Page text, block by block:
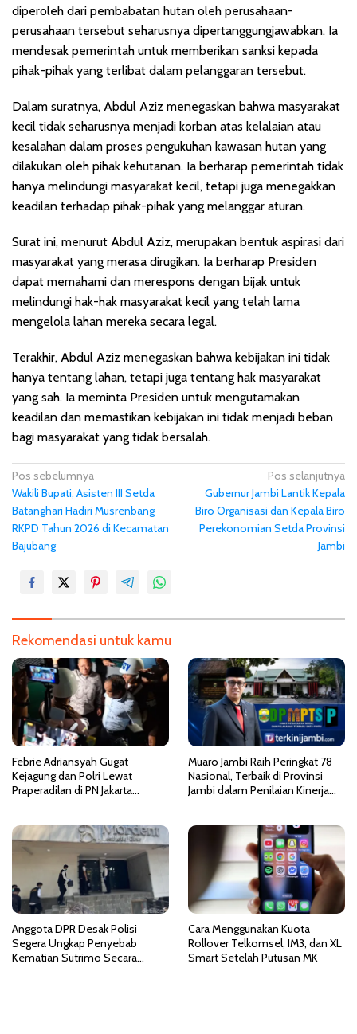
diperoleh dari pembabatan hutan oleh perusahaan-
perusahaan tersebut seharusnya dipertanggungjawabkan. Ia
mendesak pemerintah untuk memberikan sanksi kepada
pihak-pihak yang terlibat dalam pelanggaran tersebut.
Dalam suratnya, Abdul Aziz menegaskan bahwa masyarakat
kecil tidak seharusnya menjadi korban atas kelalaian atau
kesalahan dalam proses pengukuhan kawasan hutan yang
dilakukan oleh pihak kehutanan. Ia berharap pemerintah tidak
hanya melindungi masyarakat kecil, tetapi juga menegakkan
keadilan terhadap pihak-pihak yang melanggar aturan.
Surat ini, menurut Abdul Aziz, merupakan bentuk aspirasi dari
masyarakat yang merasa dirugikan. Ia berharap Presiden
dapat memahami dan merespons dengan bijak untuk
melindungi hak-hak masyarakat kecil yang telah lama
mengelola lahan mereka secara legal.
Terakhir, Abdul Aziz menegaskan bahwa kebijakan ini tidak
hanya tentang lahan, tetapi juga tentang hak masyarakat
yang sah. Ia meminta Presiden untuk mengutamakan
keadilan dan memastikan kebijakan ini tidak menjadi beban
bagi masyarakat yang tidak bersalah.
N
a
v
i
i
p
o
s
Pos sebelumnya
Wakili Bupati, Asisten III Setda
Batanghari Hadiri Musrenbang
RKPD Tahun 2026 di Kecamatan
Bajubang
Pos selanjutnya
Gubernur Jambi Lantik Kepala
Biro Organisasi dan Kepala Biro
Perekonomian Setda Provinsi
Jambi
Rekomendasi untuk kamu
Febrie Adriansyah Gugat
Kejagung dan Polri Lewat
Praperadilan di PN Jakarta
Muaro Jambi Raih Peringkat 78
Nasional, Terbaik di Provinsi
Jambi dalam Penilaian Kinerja
Anggota DPR Desak Polisi
Segera Ungkap Penyebab
Kematian Sutrimo Secara
Cara Menggunakan Kuota
Rollover Telkomsel, IM3, dan XL
Smart Setelah Putusan MK